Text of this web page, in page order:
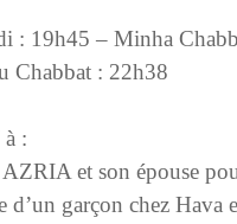
: 19h45 – Minha
Chabbat : 22h38
:
AZRIA et son épouse
d’un garçon chez Hava